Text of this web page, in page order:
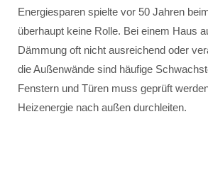
Energiesparen spielte vor 50 Jahren
überhaupt keine Rolle. Bei einem Haus
Dämmung oft nicht ausreichend oder
die Außenwände sind häufige
Fenstern und Türen muss geprüft
Heizenergie nach außen durchleiten.